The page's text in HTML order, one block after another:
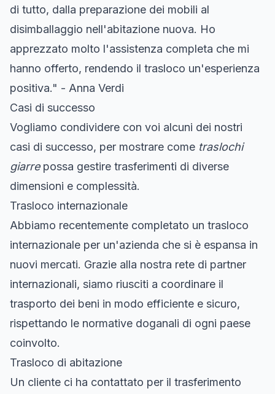
di tutto, dalla preparazione dei mobili al
disimballaggio nell'abitazione nuova. Ho
apprezzato molto l'assistenza completa che mi
hanno offerto, rendendo il trasloco un'esperienza
positiva." - Anna Verdi
Casi di successo
Vogliamo condividere con voi alcuni dei nostri
casi di successo, per mostrare come traslochi
giarrepossa gestire trasferimenti di diverse
dimensioni e complessità.
Trasloco internazionale
Abbiamo recentemente completato un trasloco
internazionale per un'azienda che si è espansa in
nuovi mercati. Grazie alla nostra rete di partner
internazionali, siamo riusciti a coordinare il
trasporto dei beni in modo efficiente e sicuro,
rispettando le normative doganali di ogni paese
coinvolto.
Trasloco di abitazione
Un cliente ci ha contattato per il trasferimento